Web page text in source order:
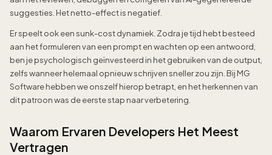
suggesties. Het netto-effect is negatief.
Er speelt ook een sunk-cost dynamiek. Zodra je tijd hebt besteed
aan het formuleren van een prompt en wachten op een antwoord,
ben je psychologisch geïnvesteerd in het gebruiken van de output,
zelfs wanneer helemaal opnieuw schrijven sneller zou zijn. Bij MG
Software hebben we onszelf hierop betrapt, en het herkennen van
dit patroon was de eerste stap naar verbetering.
Waarom Ervaren Developers Het Meest
Vertragen